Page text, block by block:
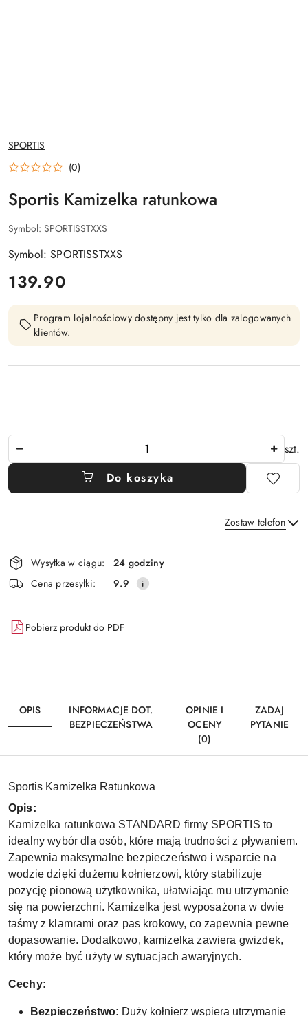
NAZWA
PRODUCENTA:
SPORTIS
(0)
Sportis Kamizelka ratunkowa
Symbol: SPORTISSTXXS
Symbol: SPORTISSTXXS
cena:
139.90
Program lojalnościowy dostępny jest tylko dla zalogowanych
klientów.
szt.
Do koszyka
Zostaw telefon
Wyślij
Dostępność
i
dostawa
Wysyłka w ciągu:
24 godziny
Cena przesyłki:
9.9
Pobierz produkt do PDF
OPIS
INFORMACJE DOT.
BEZPIECZEŃSTWA
OPINIE I
OCENY
(0)
ZADAJ
PYTANIE
Sportis Kamizelka Ratunkowa
Opis:
Kamizelka ratunkowa STANDARD firmy SPORTIS to
idealny wybór dla osób, które mają trudności z pływaniem.
Zapewnia maksymalne bezpieczeństwo i wsparcie na
wodzie dzięki dużemu kołnierzowi, który stabilizuje
pozycję pionową użytkownika, ułatwiając mu utrzymanie
się na powierzchni. Kamizelka jest wyposażona w dwie
taśmy z klamrami oraz pas krokowy, co zapewnia pewne
dopasowanie. Dodatkowo, kamizelka zawiera gwizdek,
który może być użyty w sytuacjach awaryjnych.
Cechy:
Bezpieczeństwo: Duży kołnierz wspiera utrzymanie